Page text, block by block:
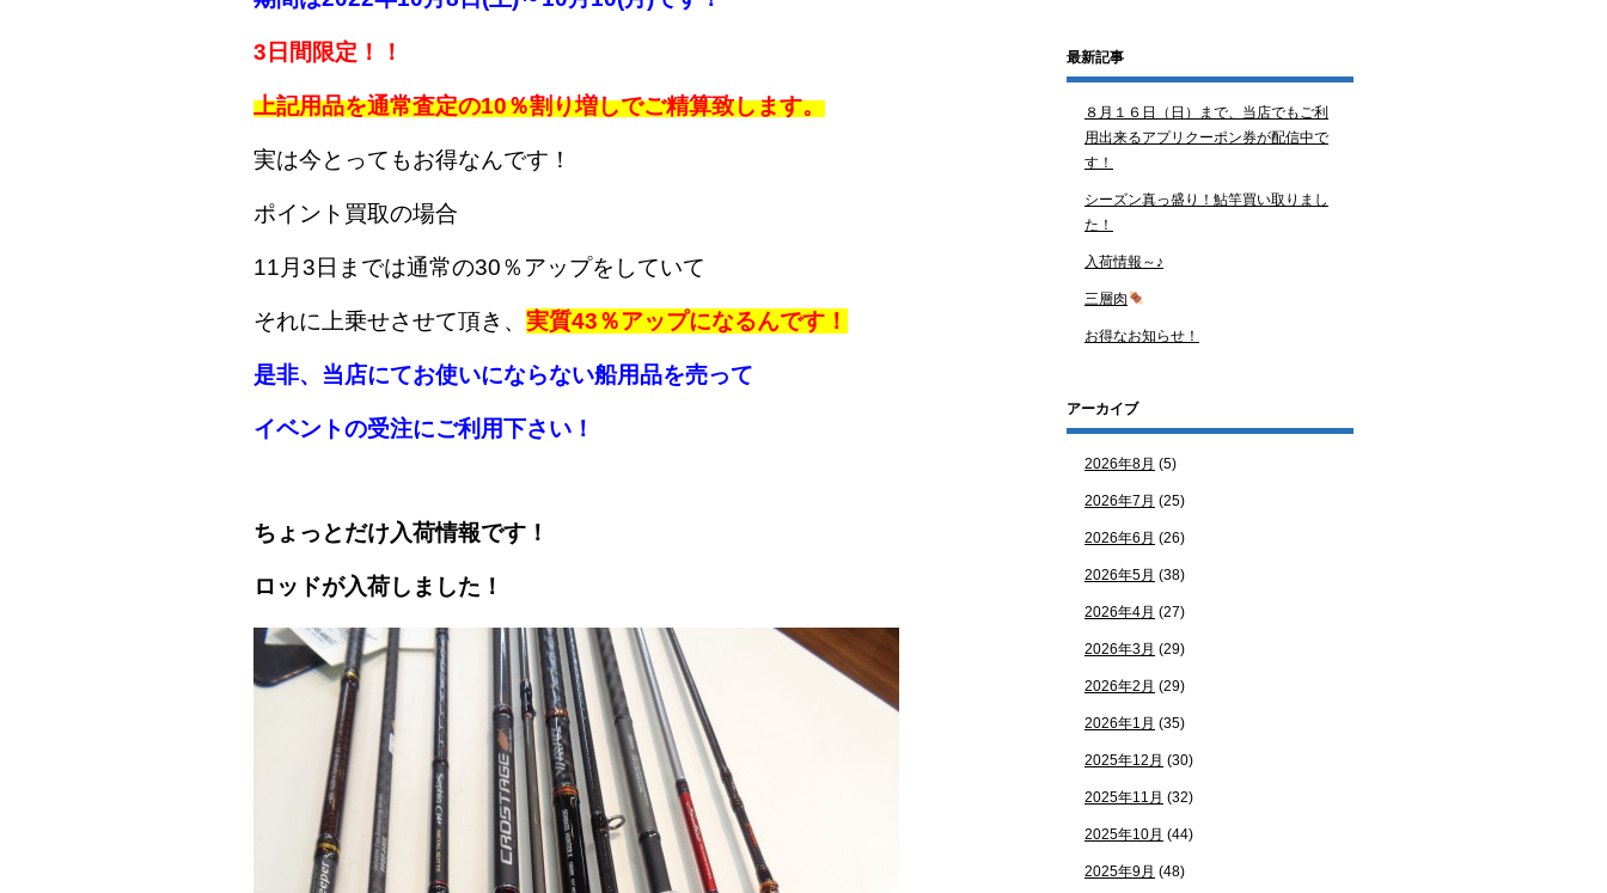
3日間限定！！
上記用品を通常査定の10％割り増しでご精算致します。
実は今とってもお得なんです！
ポイント買取の場合
11月3日までは通常の30％アップをしていて
それに上乗せさせて頂き、 実質43％アップになるんです！
是非、当店にてお使いにならない船用品を売って
イベントの受注にご利用下さい！
ちょっとだけ入荷情報です！
ロッドが入荷しました！
最新記事
８月１６日（日）まで、当店でもご利
用出来るアプリクーポン券が配信中で
す！
シーズン真っ盛り！鮎竿買い取りまし
た！
入荷情報～♪
三層肉
お得なお知らせ！
アーカイブ
2026年8月 (5)
2026年7月 (25)
2026年6月 (26)
2026年5月 (38)
2026年4月 (27)
2026年3月 (29)
2026年2月 (29)
2026年1月 (35)
2025年12月 (30)
2025年11月 (32)
2025年10月 (44)
2025年9月 (48)